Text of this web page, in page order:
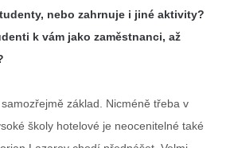
nebo zahrnuje i jiné aktivity?
k vám jako zaměstnanci, až
základ. Nicméně třeba v
školy hotelové je neocenitelné také